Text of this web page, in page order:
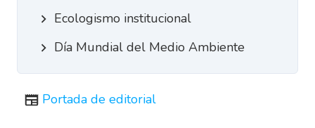
Ecologismo institucional
Día Mundial del Medio Ambiente
Portada de editorial